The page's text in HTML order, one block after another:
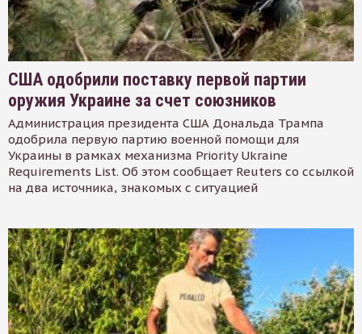
США одобрили поставку первой партии
оружия Украине за счет союзников
Администрация президента США Дональда Трампа
одобрила первую партию военной помощи для
Украины в рамках механизма Priority Ukraine
Requirements List. Об этом сообщает Reuters со ссылкой
на два источника, знакомых с ситуацией